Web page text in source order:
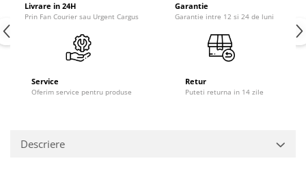
Livrare in 24H
Prin Fan Courier sau Urgent Cargus
Garantie
Garantie intre 12 si 24 de luni
Service
Oferim service pentru produse
Retur
Puteti returna in 14 zile
Descriere